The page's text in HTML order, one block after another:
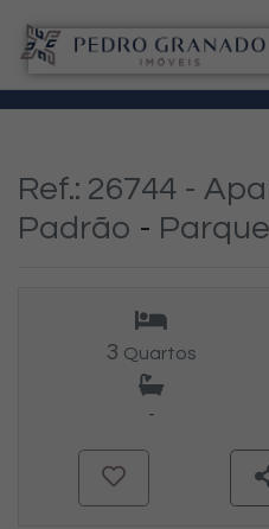
Ref.: 26744 -
Padrão -
3 Quartos
-